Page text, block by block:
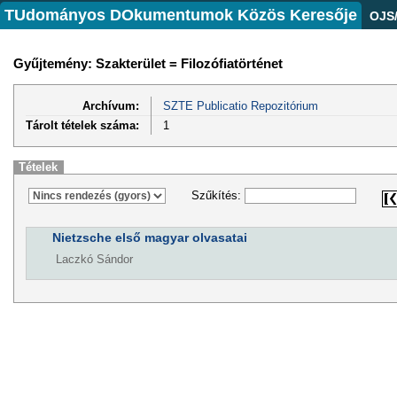
TUdományos DOkumentumok Közös Keresője
Gyűjtemény: Szakterület = Filozófiatörténet
Archívum:
SZTE Publicatio Repozitórium
Tárolt tételek száma:
1
Tételek
Szűkítés:
Nietzsche első magyar olvasatai
Laczkó Sándor